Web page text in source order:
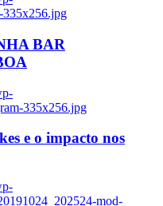
335x256.jpg
BAR
335x256.jpg
e o impacto nos
mod-